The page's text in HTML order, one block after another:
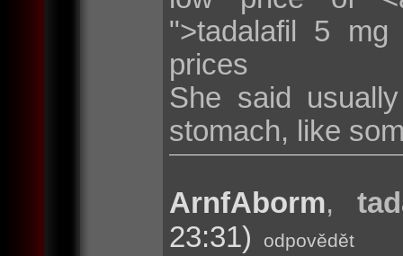
">tadalafil 5 mg
prices
She said
stomach, like
ArnfAborm,
23:31)
odpovědět